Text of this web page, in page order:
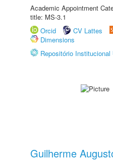
Academic Appointment
title: MS-3.1
Orcid
CV Lattes
Dimensions
Repositório Institucional
Guilherme